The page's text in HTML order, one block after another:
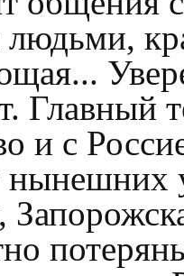
людьми,
Главный
и с
нынешних